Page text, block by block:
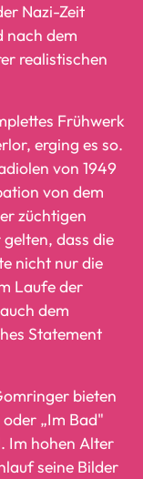
Nazi-Zeit
nach dem
realistischen
Frühwerk
erging es so.
von 1949
von dem
züchtigen
dass die
nicht nur die
Laufe der
dem
Statement
bieten
„Im Bad"
Im hohen Alter
seine Bilder